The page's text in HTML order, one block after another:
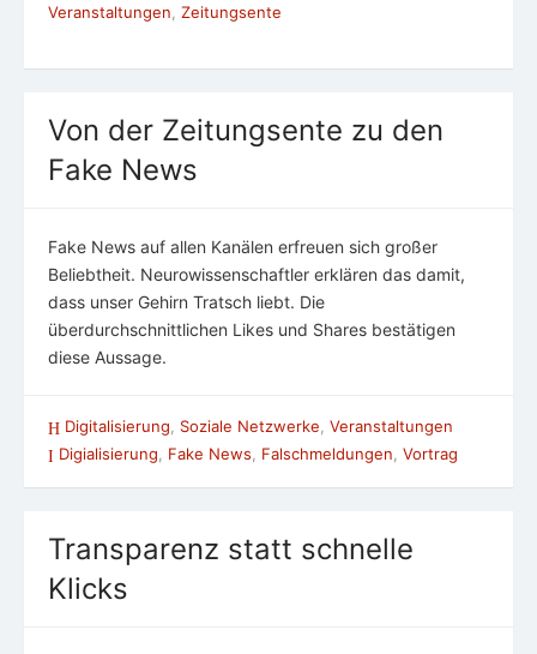
Veranstaltungen Zeitungsente
Von der Zeitungsente zu den
Fake News
Fake News auf allen Kanälen erfreuen sich großer
Beliebtheit. Neurowissenschaftler erklären das damit,
dass unser Gehirn Tratsch liebt. Die
überdurchschnittlichen Likes und Shares bestätigen
diese Aussage.
Digitalisierung Soziale Netzwerke Veranstaltungen
Digialisierung
Fake News Falschmeldungen Vortrag
Transparenz statt schnelle
Klicks